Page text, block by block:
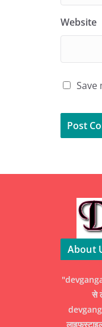
Website
About
से